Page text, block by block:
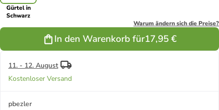
Gürtel in
Schwarz
Warum ändern sich die Preise?
In den Warenkorb für17,95 €
11. - 12. August
Kostenloser Versand
pbezler